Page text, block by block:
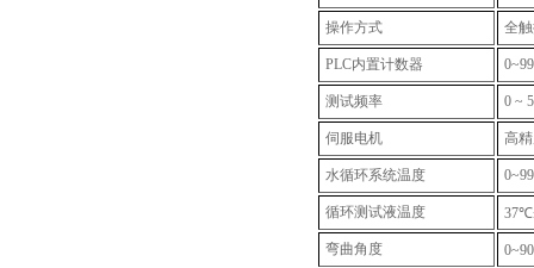
操作方式 全
PLC内置计数器
测试频率 0 ~
伺服电机 高
水循环系统温度
循环测试液温度
弯曲角度